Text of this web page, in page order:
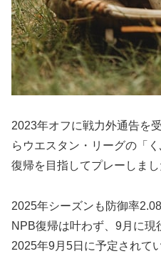
2023年オフに戦力外通告を
らウエスタン・リーグの「
復帰を目指してプレーしまし
2025年シーズンも防御率
NPB復帰は叶わず、9月に
2025年9月5日に予定されて